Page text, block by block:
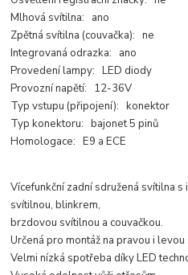
Mlhová svítilna: ano
Zpětná svítilna (couvačka): ne
Integrovaná odrazka: ano
Provedení lampy: LED diody
Provozní napětí: 12-36V
Typ vstupu (připojení): konektor
Typ konektoru: bajonet 5 pinů
Homologace: E9 a ECE
Vícefunkční zadní sdružená svítilna
svítilnou, blinkrem,
brzdovou svítilnou a couvačkou.
Určená pro montáž na pravou i
Velmi nízká spotřeba díky LED